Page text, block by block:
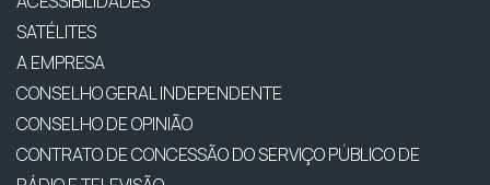
SATÉLITES
A EMPRESA
CONSELHO GERAL INDEPENDENTE
CONSELHO DE OPINIÃO
CONTRATO DE CONCESSÃO DO SERVIÇO PÚBLICO DE